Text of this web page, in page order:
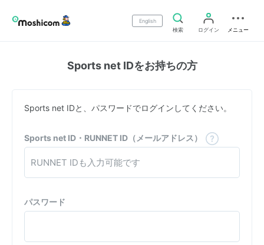
English
検索
ログイン メニュー
Sports net IDをお持ちの方
Sports net IDと、パスワードでログインしてください。
Sports net ID・RUNNET ID（メールアドレス）
パスワード